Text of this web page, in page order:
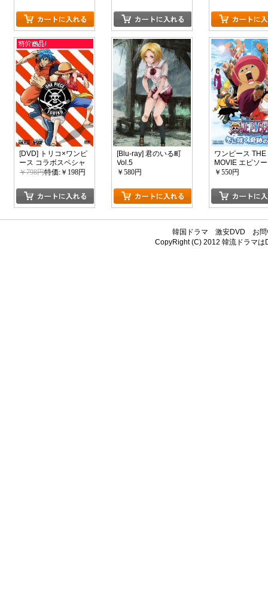
[DVD] トリコ×ワンピ
ース コラボスペシャ
ル 完全版
￥798円特価:￥198円
[Blu-ray] 君のいる町
Vol.5
￥580円
ワンピース THE
MOVIE エピソ
ブ チョッパー+(
桜
￥550円
韓国ドラマ 激安DVD
お
CopyRight (C) 2012韓流ドラマは